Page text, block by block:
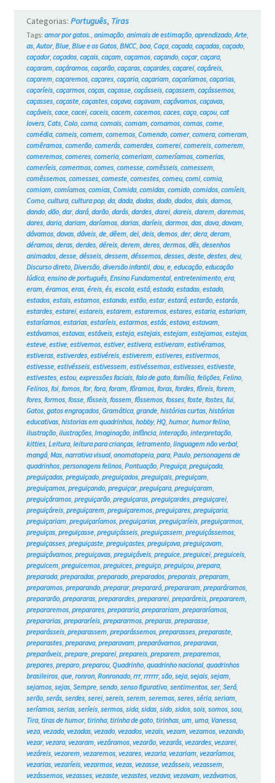
Gatos
#6
Categorias: Português, Tiras
Tags: amor por gatos. animação, animais de estimação, aprendizado, Arte,
as, Autor, Blue, Blue e os Gatos, BNCC, boa, Caça, caçada, caçadas, caçado,
caçador, caçados, caçais, caçam, caçamos, caçando, caçar, caçara,
caçaram, caçáramos, caçarão, caçaras, caçardes, caçarei, caçáreis,
caçarem, caçaremos, caçares, caçaria, caçariam, caçaríamos, caçarias,
caçaríeis, caçarmos, caças, caçasse, caçásseis, caçassem, caçássemos,
caçasses, caçaste, caçastes, caçava, caçavam, caçávamos, caçavas,
caçáveis, cace, cacei, caceis, cacem, cacemos, caces, caço, caçou, cat
lovers, Cats, Colo, coma, comais, comam, comamos, comas, come,
comédia, comeis, comem, comemos, Comendo, comer, comera, comeram,
comêramos, comerão, comerás, comerdes, comerei, comereis, comerem,
comeremos, comeres, comeria, comeriam, comeríamos, comerias,
comeríeis, comermos, comes, comesse, comêsseis, comessem,
comêssemos, comesses, comeste, comestes, comeu, comi, comia,
comiam, comíamos, comias, Comida, comidas, comido, comidos, comíeis,
Como, cultura, cultura pop, da, dada, dadas, dado, dados, dais, damos,
dando, dão, dar, dará, darão, darás, dardes, darei, dareis, darem, daremos,
dares, daria, dariam, daríamos, darias, daríeis, darmos, das, dava, davam,
dávamos, davas, dáveis, de, dêem, dei, deis, demos, der, dera, deram,
déramos, deras, derdes, déreis, derem, deres, dermos, dês, desenhos
animados, desse, désseis, dessem, déssemos, desses, deste, destes, deu,
Discurso direto, Diversão, diversão infantil, dou, e, educação, educação
lúdica, ensino de português, Ensino Fundamental, entretenimento, era,
eram, éramos, eras, éreis, és, escola, está, estada, estadas, estado,
estados, estais, estamos, estando, estão, estar, estará, estarão, estarás,
estardes, estarei, estareis, estarem, estaremos, estares, estaria, estariam,
estaríamos, estarias, estaríeis, estarmos, estás, estava, estavam,
estávamos, estavas, estáveis, esteja, estejais, estejam, estejamos, estejas,
esteve, estive, estivemos, estiver, estivera, estiveram, estivéramos,
estiveras, estiverdes, estivéreis, estiverem, estiveres, estivermos,
estivesse, estivésseis, estivessem, estivéssemos, estivesses, estiveste,
estivestes, estou, expressões faciais, fala de gato, família, felições, Felino,
Felinos, foi, fomos, for, fora, foram, fôramos, foras, fordes, fôreis, forem,
fores, formos, fosse, fôsseis, fossem, fôssemos, fosses, foste, fostes, fui,
Gatos, gatos engraçados, Gramática, grande, histórias curtas, histórias
educativas, historias em quadrinhos, hobby, HQ, humor, humor felino,
ilustração, ilustrações, Imaginação, infância, interação, interpretação,
kitties, Leitura, leitura para crianças, letramento, linguagem não verbal,
mangá, Mas, narrativa visual, onomatopeia, para, Paulo, personagens de
quadrinhos, personagens felinos, Pontuação, Preguiça, preguiçada,
preguiçadas, preguiçado, preguiçados, preguiçais, preguiçam,
preguiçamos, preguiçando, preguiçar, preguiçara, preguiçaram,
preguiçáramos, preguiçarão, preguiçaras, preguiçardes, preguiçarei,
preguiçáreis, preguiçarem, preguiçaremos, preguiçares, preguiçaria,
preguiçariam, preguiçaríamos, preguiçarias, preguiçaríeis, preguiçarmos,
preguiças, preguiçasse, preguiçásseis, preguiçassem, preguiçássemos,
preguiçasses, preguiçaste, preguiçastes, preguiçava, preguiçavam,
preguiçávamos, preguiçavas, preguiçáveis, preguice, preguicei, preguiceis,
preguicem, preguicemos, preguices, preguiço, preguiçou, prepara,
preparada, preparadas, preparado, preparados, preparais, preparam,
preparamos, preparando, preparar, preparará, prepararam, preparáramos,
prepararão, prepararas, preparardes, prepararei, preparáreis, prepararem,
prepararemos, preparares, prepararia, preparariam, prepararíamos,
prepararias, prepararíeis, prepararmos, preparas, preparasse,
preparásseis, preparassem, preparássemos, preparasses, preparaste,
preparastes, preparava, preparavam, preparávamos, preparavas,
preparáveis, prepare, preparei, prepareis, preparem, preparemos,
prepares, preparo, preparou, Quadrinho, quadrinho nacional, quadrinhos
brasileiros, que, ronron, Ronronado, rrr, rrrrrr, são, seja, sejais, sejam,
sejamos, sejas, Sempre, sendo, senso figurativo, sentimentos, ser, Será,
serão, serás, serdes, serei, sereis, serem, seremos, seres, séria, seriam,
seríamos, serias, seríeis, sermos, sida, sidas, sido, sidos, sois, somos, sou,
Tira, tiras de humor, tirinha, tirinha de gato, tirinhas, um, uma, Vanessa,
veza, vezada, vezadas, vezado, vezados, vezais, vezam, vezamos, vezando,
vezar, vezara, vezaram, vezáramos, vezarão, vezarás, vezardes, vezarei,
vezáreis, vezarem, vezaremos, vezares, vezaria, vezariam, vezaríamos,
vezarias, vezaríeis, vezarmos, vezas, vezasse, vezásseis, vezassem,
vezássemos, vezasses, vezaste, vezastes, vezava, vezavam, vezávamos,